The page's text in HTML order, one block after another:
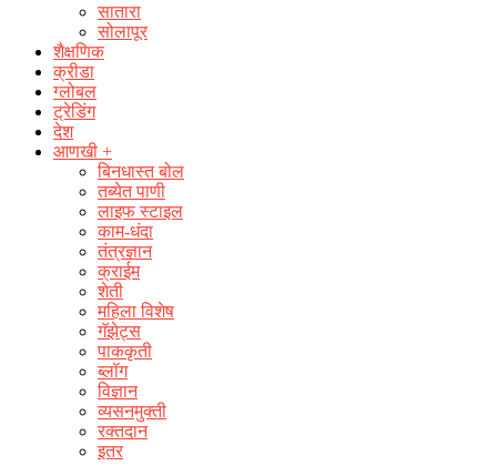
सातारा
सोलापूर
शैक्षणिक
क्रीडा
ग्लोबल
ट्रेडिंग
देश
आणखी +
बिनधास्त बोल
तब्येत पाणी
लाइफ स्टाइल
काम-धंदा
तंत्रज्ञान
क्राईम
शेती
महिला विशेष
गॅझेट्स
पाककृती
ब्लॉग
विज्ञान
व्यसनमुक्ती
रक्‍तदान
इतर